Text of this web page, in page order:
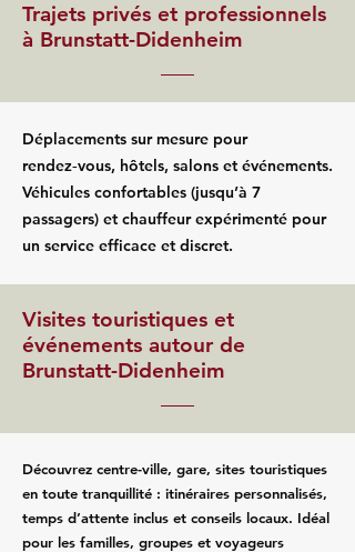
Trajets privés et professionnels
à Brunstatt-Didenheim
Déplacements sur mesure pour
rendez‑vous, hôtels, salons et événements.
Véhicules confortables (jusqu’à 7
passagers) et chauffeur expérimenté pour
un service efficace et discret.
Visites touristiques et
événements autour de
Brunstatt-Didenheim
Découvrez centre-ville, gare, sites touristiques
en toute tranquillité : itinéraires personnalisés,
temps d’attente inclus et conseils locaux. Idéal
pour les familles, groupes et voyageurs